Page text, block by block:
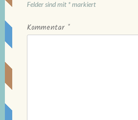
Felder sind mit *markiert
Kommentar *